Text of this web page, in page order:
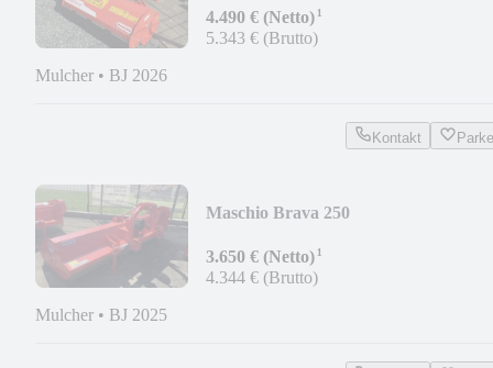
4.490 € (Netto)¹
5.343 € (Brutto)
Mulcher • BJ 2026
Kontakt
Maschio Brava 250
3.650 € (Netto)¹
4.344 € (Brutto)
Mulcher • BJ 2025